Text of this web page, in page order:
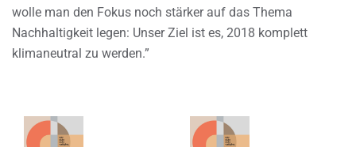
wolle man den Fokus noch stärker auf das Thema
Nachhaltigkeit legen: Unser Ziel ist es, 2018 komplett
klimaneutral zu werden.”